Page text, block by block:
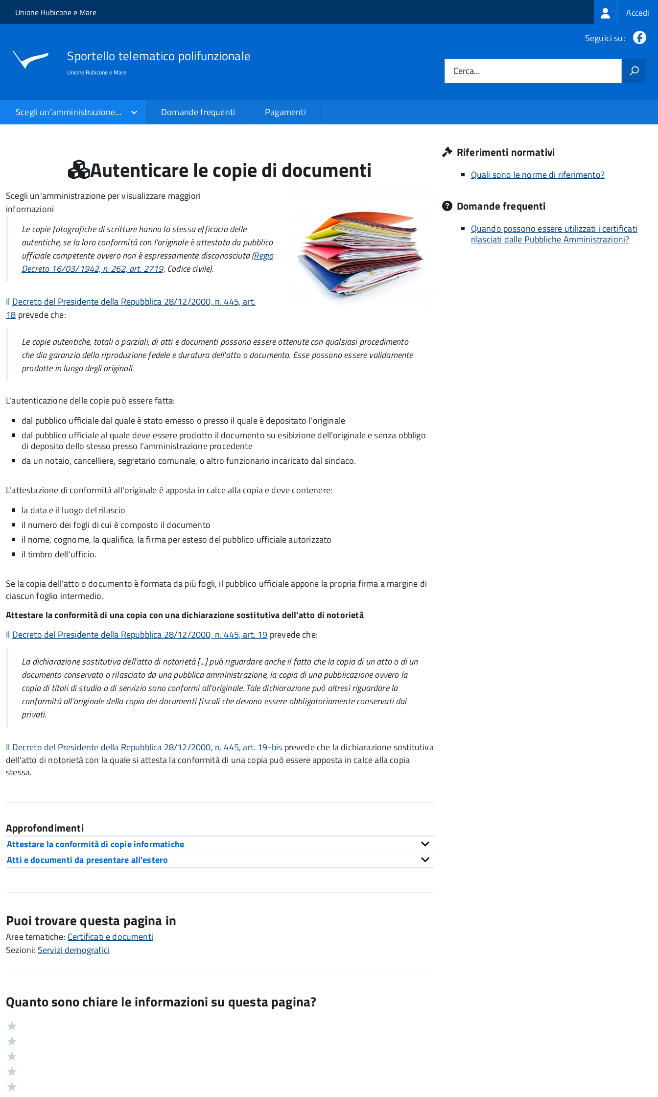
Salta al contenuto principale
Skip to site navigation
Unione Rubicone e Mare Login
menu
Accedi
Sportello telematico polifunzionale
Unione Rubicone e Mare
Seguici su:
Cerca...
Scegli un'amministrazione... Domande frequenti Pagamenti
Autenticare le copie di documenti
Scegli un'amministrazione per visualizzare maggiori
informazioni
Le copie fotografiche di scritture hanno la stessa efficacia delle
autentiche, se la loro conformità con l'originale è attestata da pubblico
ufficiale competente ovvero non è espressamente disconosciuta (Regio
Decreto 16/03/1942, n. 262, art. 2719,Codice civile).
Il Decreto del Presidente della Repubblica 28/12/2000, n. 445, art.
18 prevede che:
Le copie autentiche, totali o parziali, di atti e documenti possono essere ottenute con qualsiasi procedimento
che dia garanzia della riproduzione fedele e duratura dell'atto o documento. Esse possono essere validamente
prodotte in luogo degli originali.
L'autenticazione delle copie può essere fatta:
dal pubblico ufficiale dal quale è stato emesso o presso il quale è depositato l'originale
dal pubblico ufficiale al quale deve essere prodotto il documento su esibizione dell'originale e senza obbligo
di deposito dello stesso presso l'amministrazione procedente
da un notaio, cancelliere, segretario comunale, o altro funzionario incaricato dal sindaco.
L'attestazione di conformità all'originale è apposta in calce alla copia e deve contenere:
la data e il luogo del rilascio
il numero dei fogli di cui è composto il documento
il nome, cognome, la qualifica, la firma per esteso del pubblico ufficiale autorizzato
il timbro dell'ufficio.
Se la copia dell'atto o documento è formata da più fogli, il pubblico ufficiale appone la propria firma a margine di
ciascun foglio intermedio.
Attestare la conformità di una copia con una dichiarazione sostitutiva dell'atto di notorietà
Il Decreto del Presidente della Repubblica 28/12/2000, n. 445, art. 19 prevede che:
La dichiarazione sostitutiva dell'atto di notorietà [...] può riguardare anche il fatto che la copia di un atto o di un
documento conservato o rilasciato da una pubblica amministrazione, la copia di una pubblicazione ovvero la
copia di titoli di studio o di servizio sono conformi all'originale. Tale dichiarazione può altresì riguardare la
conformità all'originale della copia dei documenti fiscali che devono essere obbligatoriamente conservati dai
privati.
Il Decreto del Presidente della Repubblica 28/12/2000, n. 445, art. 19-bis prevede che la dichiarazione sostitutiva
dell'atto di notorietà con la quale si attesta la conformità di una copia può essere apposta in calce alla copia
stessa.
Approfondimenti
Attestare la conformità di copie informatiche
Atti e documenti da presentare all'estero
Puoi trovare questa pagina in
Aree tematiche: Certificati e documenti
Sezioni: Servizi demografici
Quanto sono chiare le informazioni su questa pagina?
Valutazione
Riferimenti normativi
Quali sono le norme di riferimento?
Domande frequenti
Quando possono essere utilizzati i certificati
rilasciati dalle Pubbliche Amministrazioni?